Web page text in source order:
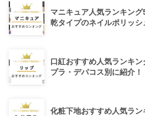
マニキュア人気ランキン
乾タイプのネイルポリッシ
口紅おすすめ人気ランキ
プラ・デパコス別に紹介！
化粧下地おすすめ人気ラ